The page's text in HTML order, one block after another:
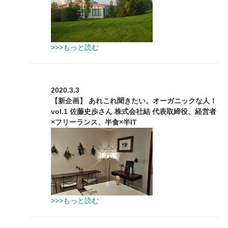
>>>もっと読む
2020.3.3
【新企画】 あれこれ聞きたい。オーガニックな人！
vol.1 佐藤史歩さん 株式会社結 代表取締役、経営者
×フリーランス、半食×半IT
>>>もっと読む